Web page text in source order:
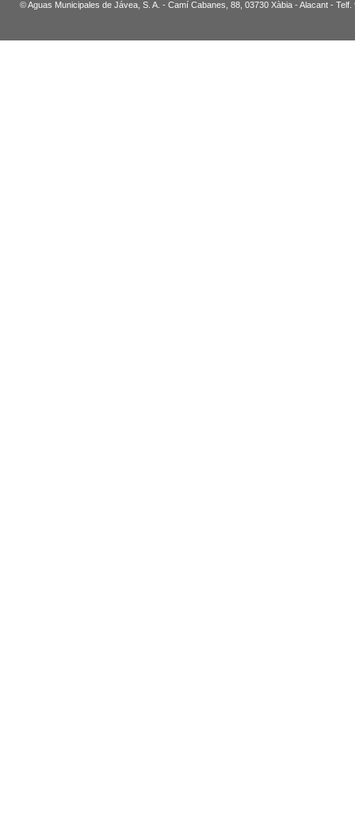
© Aguas Municipales de Jávea, S. A. - Camí Cabanes, 88, 03730 Xàbia - Alacant -